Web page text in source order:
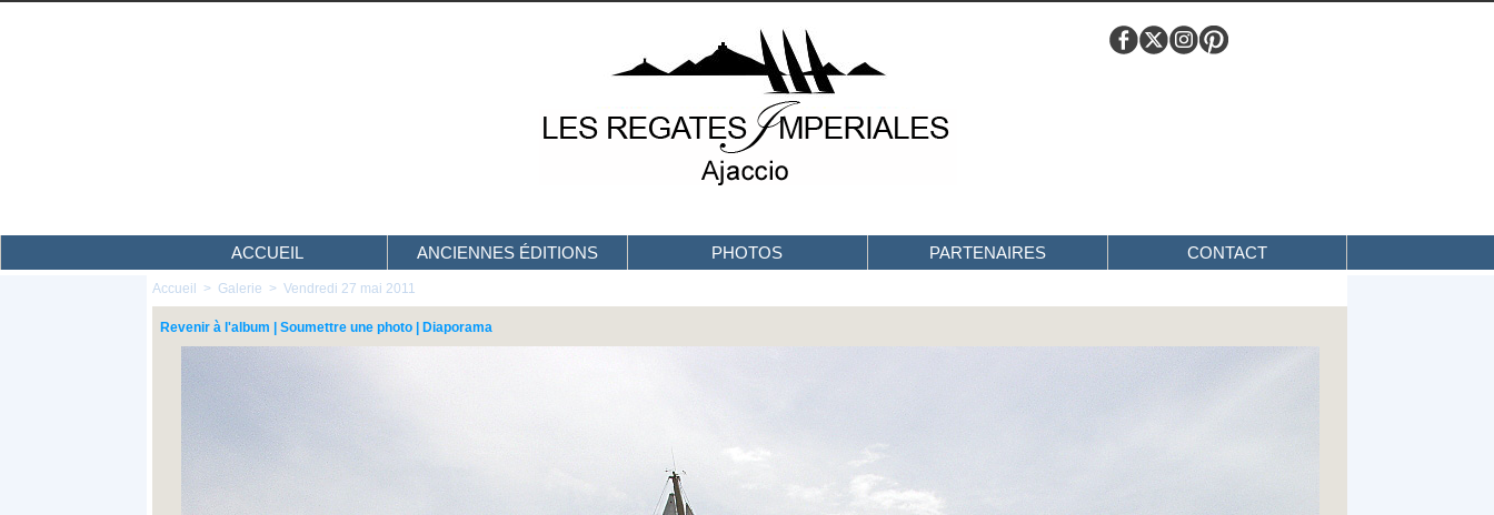
ACCUEIL ANCIENNES ÉDITIONS PHOTOS PARTENAIRES CONTACT
Accueil > Galerie > Vendredi 27 mai 2011
Revenir à l'album Soumettre une photo Diaporama